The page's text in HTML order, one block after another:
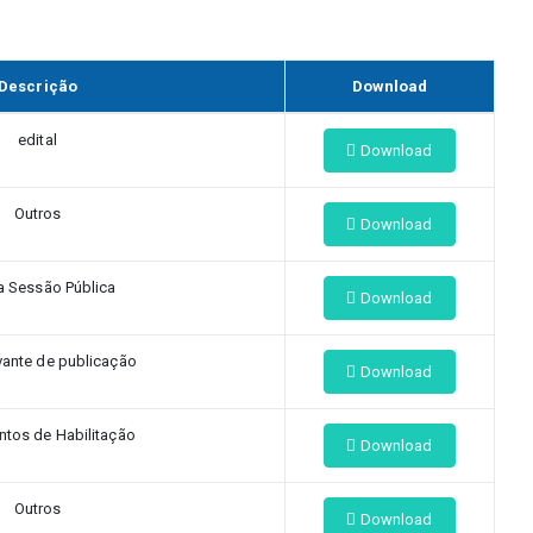
Descrição Download
edital
Download
Outros
Download
Sessão Pública
Download
de publicação
Download
de Habilitação
Download
Outros
Download